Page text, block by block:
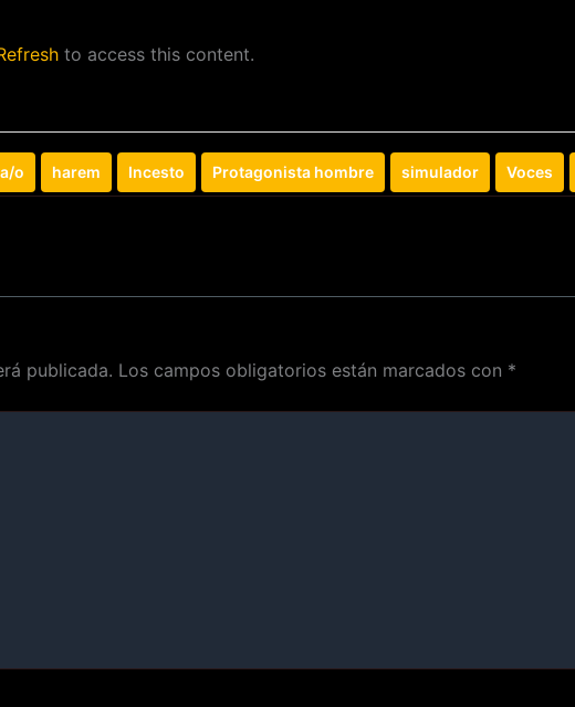
to access this content.
o harem Incesto Protagonista hombre simulador Voces
publicada. Los campos obligatorios están marcados con *